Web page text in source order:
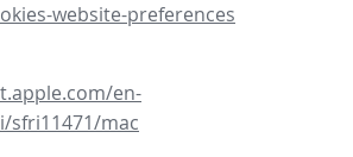
website-preferences
en-
sfri11471/mac